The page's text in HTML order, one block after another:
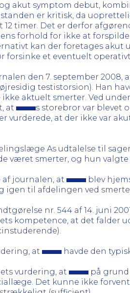
akut symptom debut,
er kritisk, da
12 timer. Det er derfor
forhold for ikke at
kan der foretages
forsinke et eventuelt
den 7. september 2008,
testistorsion). Han
ikke aktuelt smerter. Ved
at
s storebror var blevet
vurderede, at der ikke var
As udtalelse til
været smerter, og hun
journalen, at
blev
igen til afdelingen ved
nr. 544 af 14. juni
kompetence, at det falder
at havde den
vurdering, at
på
Det kunne ikke